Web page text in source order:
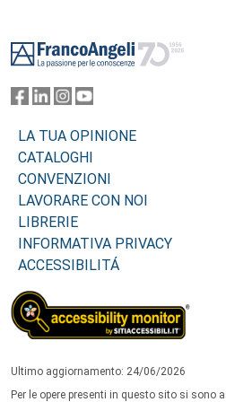
LA TUA OPINIONE
CATALOGHI
CONVENZIONI
LAVORARE CON NOI
LIBRERIE
INFORMATIVA PRIVACY
ACCESSIBILITÁ
Ultimo aggiornamento: 24/06/2026
Per le opere presenti in questo sito si sono